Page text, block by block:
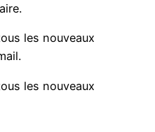
les nouveaux
les nouveaux